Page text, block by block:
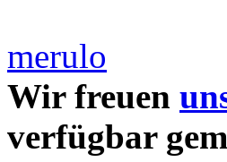
merulo
Wir freuen
verfügbar